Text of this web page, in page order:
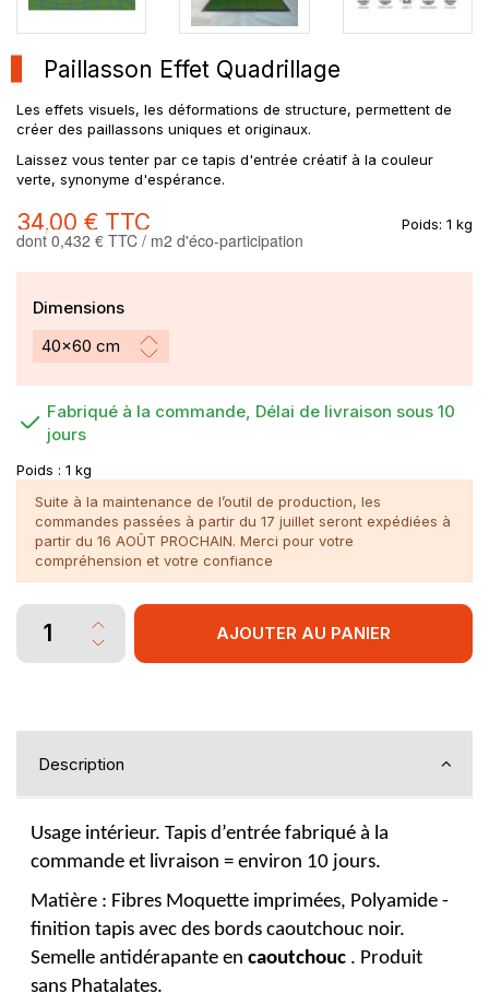
Paillasson Effet Quadrillage
Les effets visuels, les déformations de structure, permettent de
créer des paillassons uniques et originaux.
Laissez vous tenter par ce tapis d'entrée créatif à la couleur
verte, synonyme d'espérance.
34,00 € TTC Poids: 1 kg
dont 0,432 € TTC / m2 d'éco-participation
Dimensions
Fabriqué à la commande, Délai de livraison sous 10
jours
Poids : 1 kg
Suite à la maintenance de l’outil de production, les
commandes passées à partir du 17 juillet seront expédiées à
partir du 16 AOÛT PROCHAIN. Merci pour votre
compréhension et votre confiance
AJOUTER AU PANIER
Description
Usage intérieur. Tapis d’entrée fabriqué à la
commande et livraison = environ 10 jours.
Matière : Fibres Moquette imprimées, Polyamide -
finition tapis avec des bords caoutchouc noir.
Semelle antidérapante en caoutchouc . Produit
sans Phatalates.